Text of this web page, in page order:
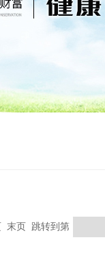
末页 跳转到第